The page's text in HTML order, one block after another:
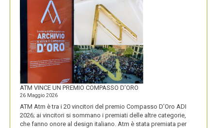
NUOVO
LOGO
DOLOMITI
ENERGIA
MOSTRA
LA
SUA
IDENTITÀ
FORTE
ATM VINCE UN PREMIO COMPASSO D’ORO
26 Maggio 2026
ATM Atm è tra i 20 vincitori del premio Compasso D’Oro ADI
2026; ai vincitori si sommano i premiati delle altre categorie,
che fanno onore al design italiano. Atm è stata premiata per